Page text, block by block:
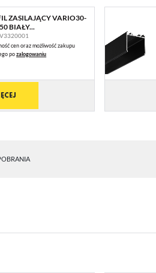
ZASILAJĄCY VARIO30-
BIAŁY...
cen oraz możliwość zakupu
pozalogowaniu